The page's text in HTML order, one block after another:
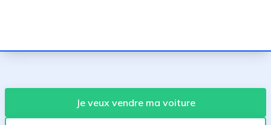
Je veux vendre ma voiture